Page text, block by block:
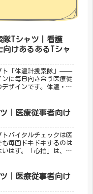
隊Tシャツ｜看護
向けあるあるTシャ
ト「体温計捜索隊」——
ンに毎日向き合う医療従
デザインです。体温・血
漢字デザインで表現しま
にはちゃんと刺さる、
｜医療従事者向け
トバイタルチェックは医
も毎回ドキドキするのは
いはず。「心拍」は、バ
しまいます。「メディ
ター」が手がけるこの
｜医療従事者向け